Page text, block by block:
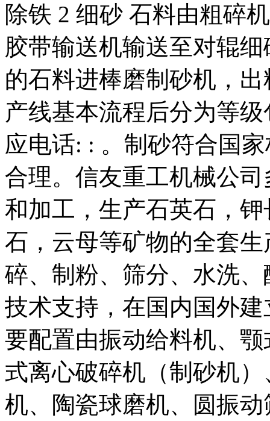
除铁 2 细砂 石料由粗碎
胶带输送机输送至对辊
的石料进棒磨制砂机，
产线基本流程后分为等
应电话: : 。制砂符合国
合理。信友重工机械公
和加工，生产石英石，
石，云母等矿物的全套
碎、制粉、筛分、水洗
技术支持，在国内国外
要配置由振动给料机、
式离心破碎机（制砂机
机、陶瓷球磨机、圆振